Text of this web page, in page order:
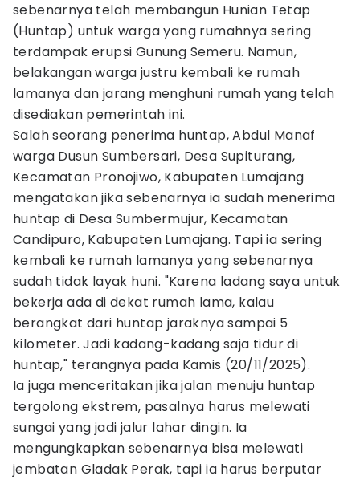
sebenarnya telah membangun Hunian Tetap
(Huntap) untuk warga yang rumahnya sering
terdampak erupsi Gunung Semeru. Namun,
belakangan warga justru kembali ke rumah
lamanya dan jarang menghuni rumah yang telah
disediakan pemerintah ini.
Salah seorang penerima huntap, Abdul Manaf
warga Dusun Sumbersari, Desa Supiturang,
Kecamatan Pronojiwo, Kabupaten Lumajang
mengatakan jika sebenarnya ia sudah menerima
huntap di Desa Sumbermujur, Kecamatan
Candipuro, Kabupaten Lumajang. Tapi ia sering
kembali ke rumah lamanya yang sebenarnya
sudah tidak layak huni. "Karena ladang saya untuk
bekerja ada di dekat rumah lama, kalau
berangkat dari huntap jaraknya sampai 5
kilometer. Jadi kadang-kadang saja tidur di
huntap," terangnya pada Kamis (20/11/2025).
Ia juga menceritakan jika jalan menuju huntap
tergolong ekstrem, pasalnya harus melewati
sungai yang jadi jalur lahar dingin. Ia
mengungkapkan sebenarnya bisa melewati
jembatan Gladak Perak, tapi ia harus berputar